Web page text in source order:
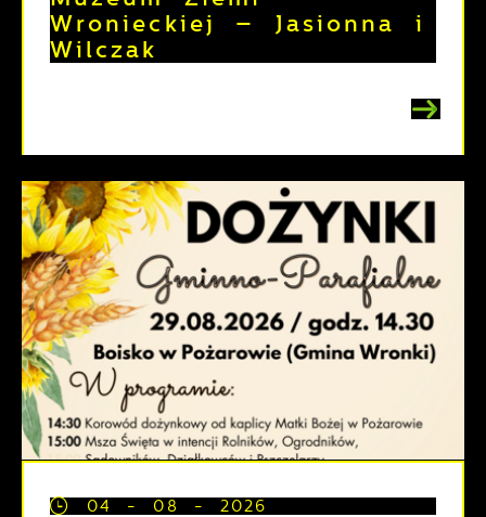
Wronieckiej – Jasionna i
Wilczak
04 - 08 - 2026